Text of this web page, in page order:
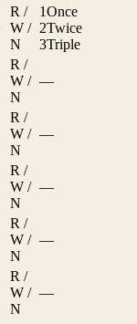
R /
W /
N
1Once
2Twice
3Triple
R /
W /
N
—
R /
W /
N
—
R /
W /
N
—
R /
W /
N
—
R /
W /
N
—